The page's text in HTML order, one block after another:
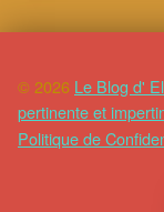
© 2026 Le Blog d'
pertinente et
Politique de